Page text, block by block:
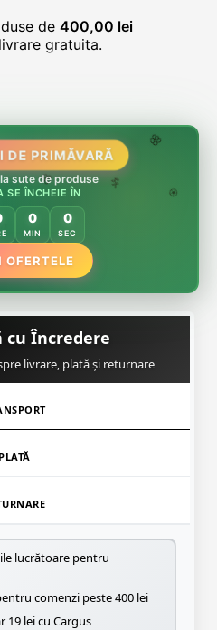
de 400,00 lei
gratuita.
🌿
🌸
🏵️
DE PRIMĂVARĂ
sute de produse
SE ÎNCHEIE ÎN
0
MIN
0
SEC
OFERTELE
cu Încredere
livrare, plată și returnare
PLATĂ
lucrătoare pentru
comenzi peste 400 lei
19 lei cu Cargus